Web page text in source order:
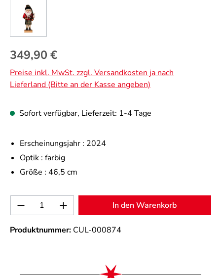
Regulärer Preis:
349,90 €
Preise inkl. MwSt. zzgl. Versandkosten ja nach
Lieferland (Bitte an der Kasse angeben)
Sofort verfügbar, Lieferzeit: 1-4 Tage
Erscheinungsjahr : 2024
Optik : farbig
Größe : 46,5 cm
Produkt Anzahl: Gib den gewünschten
In den Warenkorb
Produktnummer: CUL-000874